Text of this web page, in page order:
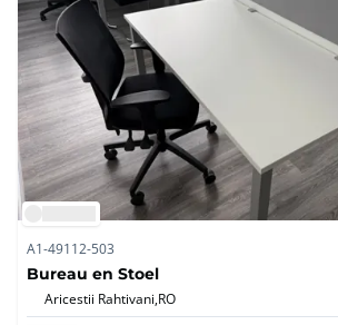
A1-49112-503
Bureau en Stoel
Aricestii Rahtivani,RO